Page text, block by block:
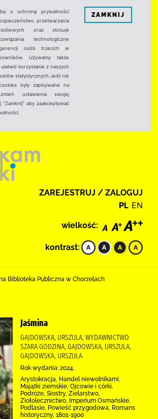
o ochronę prywatności
przetwarzania
oraz stosuje
technologiczne
osób trzecich w
Używamy także
korzystanie z naszych
statystycznych.Jeśli nie
były zapisywane na
ustawienia swojej
"Zamknij" aby zaakceptować
ZAMKNIJ
ZAREJESTRUJ / ZALOGUJ
PL EN
wielkość:
kontrast:
Biblioteka Publiczna w Chorzelach
Jaśmina
GAJDOWSKA, URSZULA, WYDAWNICTWO
SZARA GODZINA, GAJDOWSKA, URSZULA,
GAJDOWSKA, URSZULA
Rok wydania: 2024.
Arystokracja, Handel niewolnikami,
Majątki ziemskie, Ojcowie i córki,
Podróże, Siostry, Zielarstwo,
Ziołolecznictwo, Imperium Osmańskie,
Podlasie, Powieść przygodowa, Romans
historyczny, 1801-1900